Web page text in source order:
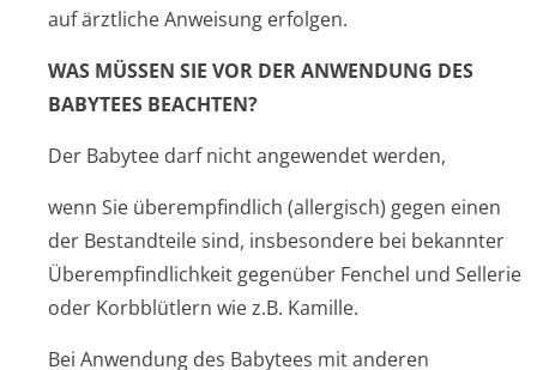
auf ärztliche Anweisung erfolgen.
WAS MÜSSEN SIE VOR DER ANWENDUNG DES
BABYTEES BEACHTEN?
Der Babytee darf nicht angewendet werden,
wenn Sie überempfindlich (allergisch) gegen einen
der Bestandteile sind, insbesondere bei bekannter
Überempfindlichkeit gegenüber Fenchel und Sellerie
oder Korbblütlern wie z.B. Kamille.
Bei Anwendung des Babytees mit anderen